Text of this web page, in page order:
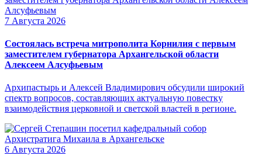
7 Августа 2026
Состоялась встреча митрополита Корнилия с первым
заместителем губернатора Архангельской области
Алексеем Алсуфьевым
Архипастырь и Алексей Владимирович обсудили широкий
спектр вопросов, составляющих актуальную повестку
взаимодействия церковной и светской властей в регионе.
6 Августа 2026